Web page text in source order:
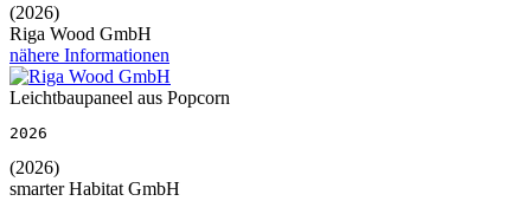
(2026)
Riga Wood GmbH
nähere Informationen
Leichtbaupaneel aus Popcorn
2026
(2026)
smarter Habitat GmbH